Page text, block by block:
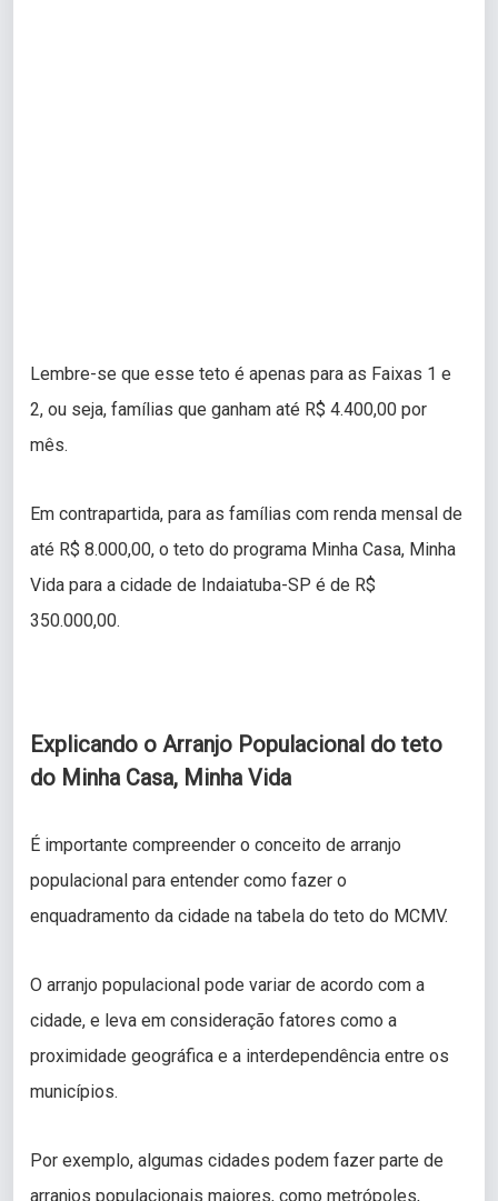
Lembre-se que esse teto é apenas para as Faixas 1 e
2, ou seja, famílias que ganham até R$ 4.400,00 por
mês.
Em contrapartida, para as famílias com renda mensal de
até R$ 8.000,00, o teto do programa Minha Casa, Minha
Vida para a cidade de Indaiatuba-SP é de R$
350.000,00.
Explicando o Arranjo Populacional do teto
do Minha Casa, Minha Vida
É importante compreender o conceito de arranjo
populacional para entender como fazer o
enquadramento da cidade na tabela do teto do MCMV.
O arranjo populacional pode variar de acordo com a
cidade, e leva em consideração fatores como a
proximidade geográfica e a interdependência entre os
municípios.
Por exemplo, algumas cidades podem fazer parte de
arranjos populacionais maiores, como metrópoles,